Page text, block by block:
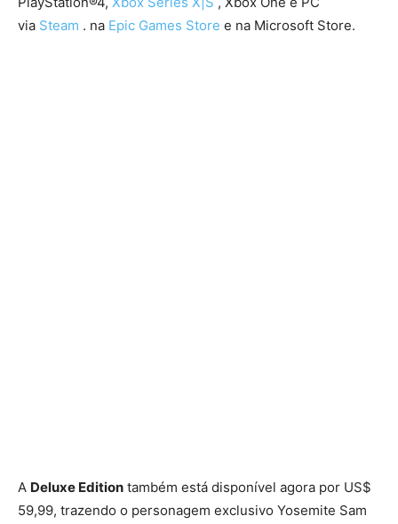
via Steam . na Epic Games Store e na Microsoft Store.
A Deluxe Edition também está disponível agora por US$
59,99, trazendo o personagem exclusivo Yosemite Sam